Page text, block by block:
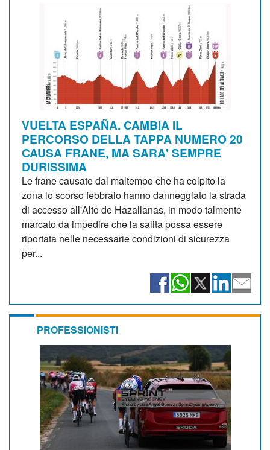
VUELTA ESPAÑA. CAMBIA IL
PERCORSO DELLA TAPPA NUMERO 20
CAUSA FRANE, MA SARA' SEMPRE
DURISSIMA
Le frane causate dal maltempo che ha colpito la
zona lo scorso febbraio hanno danneggiato la strada
di accesso all'Alto de Hazallanas, in modo talmente
marcato da impedire che la salita possa essere
riportata nelle necessarie condizioni di sicurezza
per...
PROFESSIONISTI